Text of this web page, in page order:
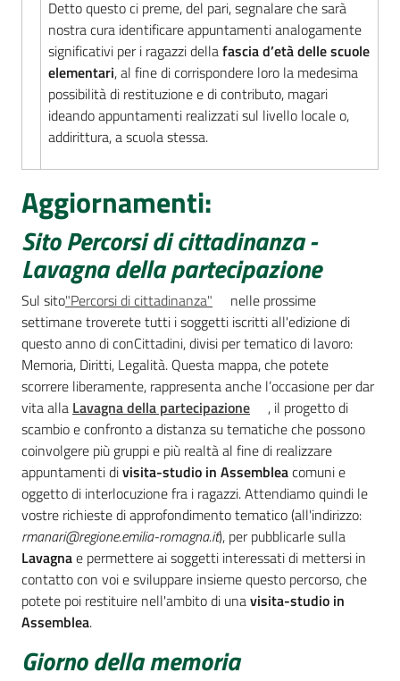
Detto questo ci preme, del pari, segnalare che sarà
nostra cura identificare appuntamenti analogamente
significativi per i ragazzi dellafascia d’età delle scuole
elementari, al fine di corrispondere loro la medesima
possibilità di restituzione e di contributo, magari
ideando appuntamenti realizzati sul livello locale o,
addirittura, a scuola stessa.
Aggiornamenti:
Sito Percorsi di cittadinanza -
Lavagna della partecipazione
Sul sito"Percorsi di cittadinanza"
nelle prossime
settimane troverete tutti i soggetti iscritti all'edizione di
questo anno di conCittadini, divisi per tematico di lavoro:
Memoria, Diritti, Legalità. Questa mappa, che potete
scorrere liberamente, rappresenta anche l’occasione per dar
vita alla Lavagna della partecipazione
, il progetto di
scambio e confronto a distanza su tematiche che possono
coinvolgere più gruppi e più realtà al fine di realizzare
appuntamenti divisita-studio in Assembleacomuni e
oggetto di interlocuzione fra i ragazzi. Attendiamo quindi le
vostre richieste di approfondimento tematico (all'indirizzo:
rmanari@regione.emilia-romagna.it), per pubblicarle sulla
Lavagnae permettere ai soggetti interessati di mettersi in
contatto con voi e sviluppare insieme questo percorso, che
potete poi restituire nell'ambito di unavisita-studio in
Assemblea.
Giorno della memoria